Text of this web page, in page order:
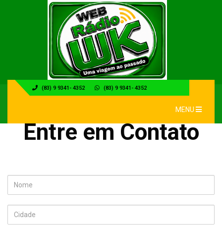
(83) 9 9341- 4352 (83) 9 9341- 4352
MENU
Entre em Contato